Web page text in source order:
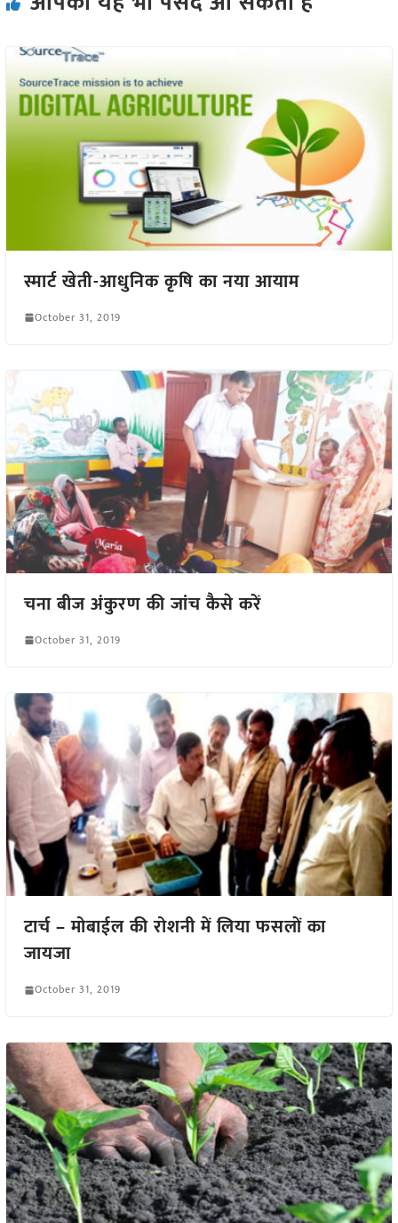
स्मार्ट खेती-आधुनिक कृषि का नया आयाम
October 31, 2019
चना बीज अंकुरण की जांच कैसे करें
October 31, 2019
टार्च – मोबाईल की रोशनी में लिया फसलों का
जायजा
October 31, 2019